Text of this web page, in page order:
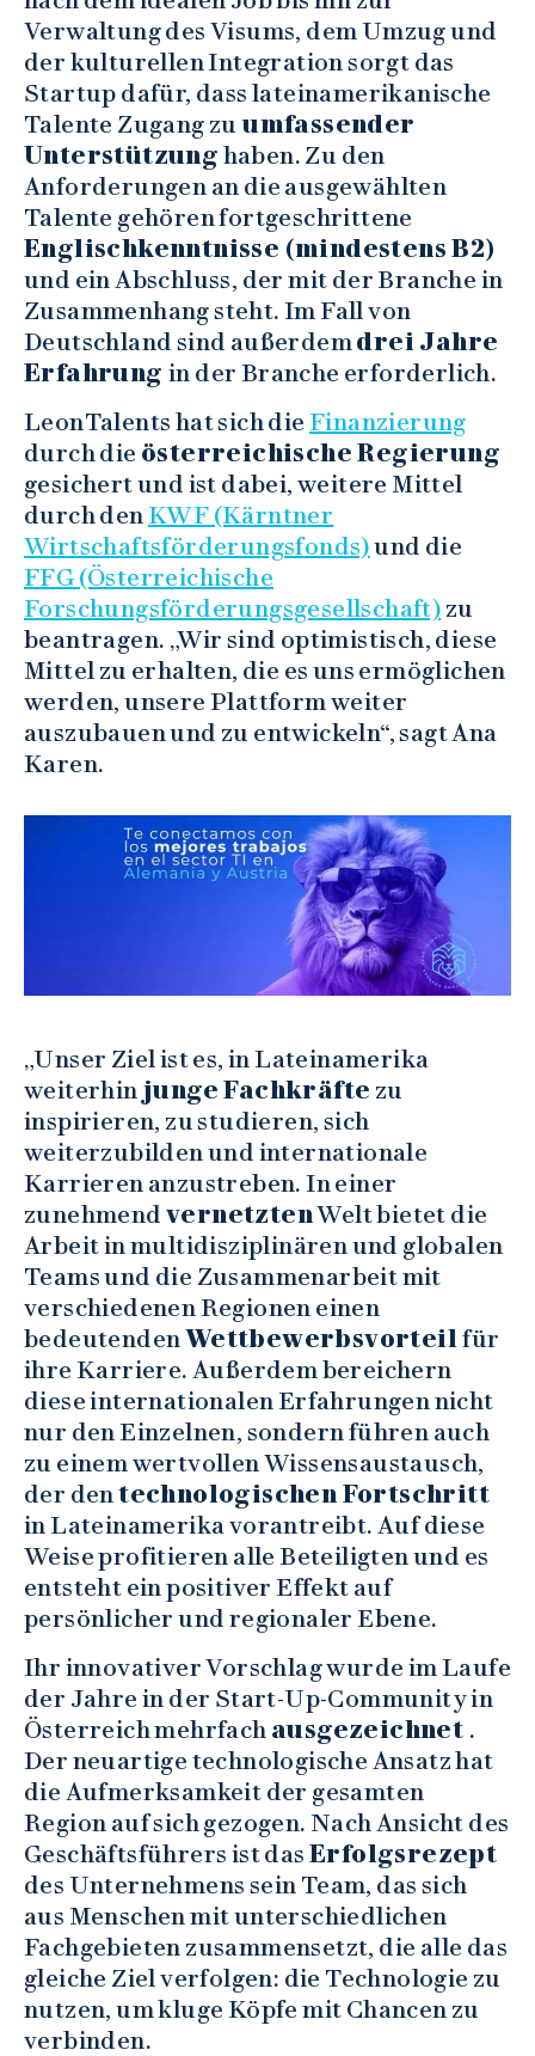
Verwaltung des Visums, dem Umzug und
der kulturellen Integration sorgt das
Startup dafür, dass lateinamerikanische
Talente Zugang zu umfassender
Unterstützung haben. Zu den
Anforderungen an die ausgewählten
Talente gehören fortgeschrittene
Englischkenntnisse (mindestens B2)
und ein Abschluss, der mit der Branche in
Zusammenhang steht. Im Fall von
Deutschland sind außerdemdrei Jahre
Erfahrungin der Branche erforderlich.
LeonTalents hat sich die Finanzierung
durch die österreichische Regierung
gesichert und ist dabei, weitere Mittel
durch denKWF (Kärntner
Wirtschaftsförderungsfonds)und die
FFG (Österreichische
Forschungsförderungsgesellschaft) zu
beantragen. „Wir sind optimistisch, diese
Mittel zu erhalten, die es uns ermöglichen
werden, unsere Plattform weiter
auszubauen und zu entwickeln“, sagt Ana
Karen.
„Unser Ziel ist es, in Lateinamerika
weiterhin junge Fachkräfte zu
inspirieren, zu studieren, sich
weiterzubilden und internationale
Karrieren anzustreben. In einer
zunehmendvernetztenWelt bietet die
Arbeit in multidisziplinären und globalen
Teams und die Zusammenarbeit mit
verschiedenen Regionen einen
bedeutenden Wettbewerbsvorteilfür
ihre Karriere. Außerdem bereichern
diese internationalen Erfahrungen nicht
nur den Einzelnen, sondern führen auch
zu einem wertvollen Wissensaustausch,
der dentechnologischen Fortschritt
in Lateinamerika vorantreibt. Auf diese
Weise profitieren alle Beteiligten und es
entsteht ein positiver Effekt auf
persönlicher und regionaler Ebene.
Ihr innovativer Vorschlag wurde im Laufe
der Jahre in der Start-Up-Community in
Österreich mehrfach ausgezeichnet .
Der neuartige technologische Ansatz hat
die Aufmerksamkeit der gesamten
Region auf sich gezogen. Nach Ansicht des
Geschäftsführers ist das Erfolgsrezept
des Unternehmens sein Team, das sich
aus Menschen mit unterschiedlichen
Fachgebieten zusammensetzt, die alle das
gleiche Ziel verfolgen: die Technologie zu
nutzen, um kluge Köpfe mit Chancen zu
verbinden.